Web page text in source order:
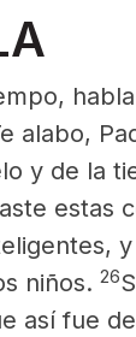
alabo,
y de la
estas
y
niños. 26
así fue